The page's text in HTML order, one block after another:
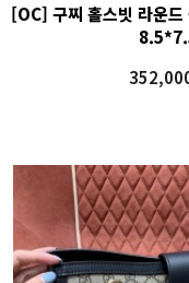
[OC] 구찌 홀스빗 라운